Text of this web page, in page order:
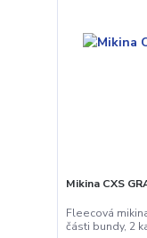
Mikina CXS
Fleecová
části bundy, 2